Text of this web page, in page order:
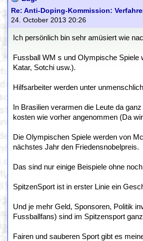
Re: Anti-Doping-Kommission:
24. October 2013 20:26
Ich persönlich bin sehr amüsiert wie
Fussball WM s und Olympische Spiele
Katar, Sotchi usw.).
Hilfsarbeiter werden unter
In Brasilien verarmen die Leute da
kosten wie vorher angenommen (Da
Die Olympischen Spiele werden von
nächstes Jahr den Friedensnobelpreis.
Das sind nur einige Beispiele ohne
SpitzenSport ist in erster Linie ein
Und je mehr Geld, Sponsoren, Politik
Fussballfans) sind im Spitzensport
Fairen und sauberen Sport gibt es